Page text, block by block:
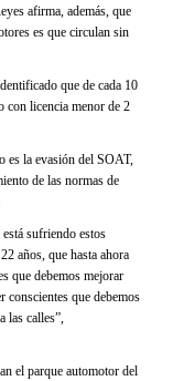
afirma, además, que
es que circulan sin
que de cada 10
con licencia menor de 2
es la evasión del SOAT,
de las normas de
sufriendo estos
años, que hasta ahora
que debemos mejorar
conscientes que debemos
las calles”,
el parque automotor del